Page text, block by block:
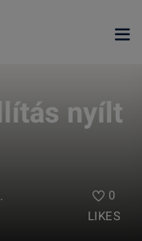
nyílt
0
LIKES